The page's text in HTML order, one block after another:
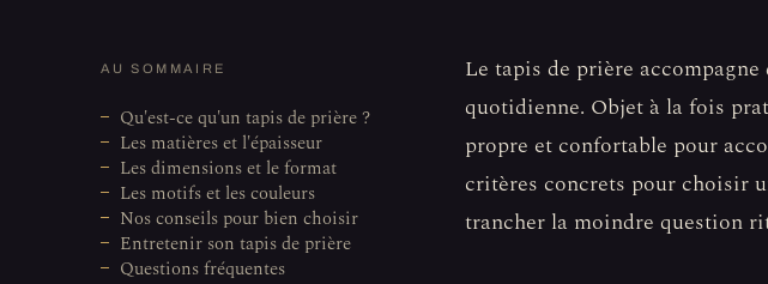
AU SOMMAIRE
Qu'est-ce qu'un tapis de prière ?
Les matières et l'épaisseur
Les dimensions et le format
Les motifs et les couleurs
Nos conseils pour bien choisir
Entretenir son tapis de prière
Questions fréquentes
Le tapis de prière
quotidienne. Objet à la fois
propre et confortable pour
critères concrets pour choisir
trancher la moindre question